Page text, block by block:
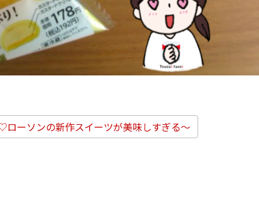
ーソンの新作スイーツが美味しすぎる～